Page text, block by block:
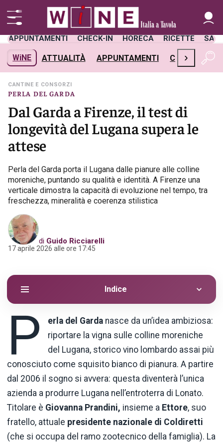
APPUNTAMENTI CHECK-IN HORECA RICETTE
WiNE ATTUALITÀ APPUNTAMENTI CHECK-IN
›
PERLA DEL GARDA
CANTINE E CONSORZI
Dal Garda a Firenze, il test di
longevità del Lugana supera le
attese
Perla del Garda porta il Lugana dalle pianure alle colline
moreniche, puntando su qualità e identità. A Firenze una
verticale dimostra la capacità di evoluzione nel tempo, tra
freschezza, mineralità e coerenza stilistica
di Guido Ricciarelli
17 aprile 2026 alle ore 17:45
Indice
P erla del Garda nasce da un’idea ambiziosa:
riportare la vigna sulle colline moreniche
del Lugana, storico vino lombardo assai più
conosciuto come squisito bianco di pianura. A partire
dal 2006 il sogno si avvera: questa diventerà l’unica
azienda a produrre Lugana nell’entroterra di Lonato.
Titolare è Giovanna Prandini, insieme a Ettore, suo
fratello, attuale presidente nazionale di Coldiretti
(che si occupa del ramo zootecnico della famiglia). La